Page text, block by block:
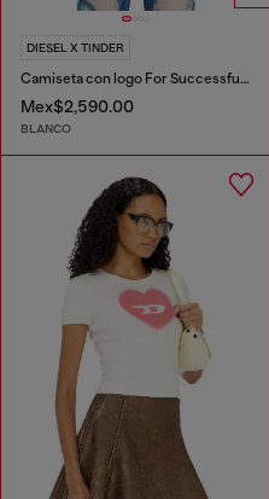
DIESEL X TINDER
Camiseta con logo For Successful Loving
Mex$2,590.00
BLANCO